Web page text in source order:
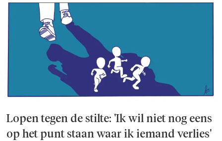
Lopen tegen de stilte: 'Ik wil niet nog eens
op het punt staan waar ik iemand verlies'